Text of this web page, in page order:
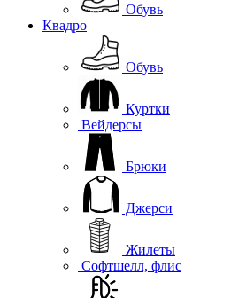
Обувь
Квадро
Обувь
Куртки
Вейдерсы
Брюки
Джерси
Жилеты
Софтшелл, флис